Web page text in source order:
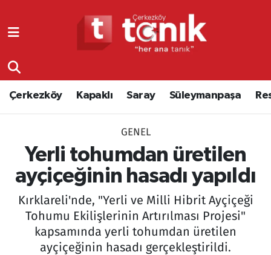
Çerkezköy Kapaklı Saray Süleymanpaşa
GENEL
Yerli tohumdan üretilen
ayçiçeğinin hasadı yapıldı
Kırklareli'nde, "Yerli ve Milli Hibrit Ayçiçeği
Tohumu Ekilişlerinin Artırılması Projesi"
kapsamında yerli tohumdan üretilen
ayçiçeğinin hasadı gerçekleştirildi.
Resmi Reklamlar
Tekirdağ
Asayiş
Eğitim
Ekonomi
Ergene
Tekirdağ Nöbetçi Eczaneler
Tekirdağ Trafik Yoğunluk Haritası
Süper Lig Puan Durumu ve Fikstür
Tüm Manşetler
Son Dakika Haberleri